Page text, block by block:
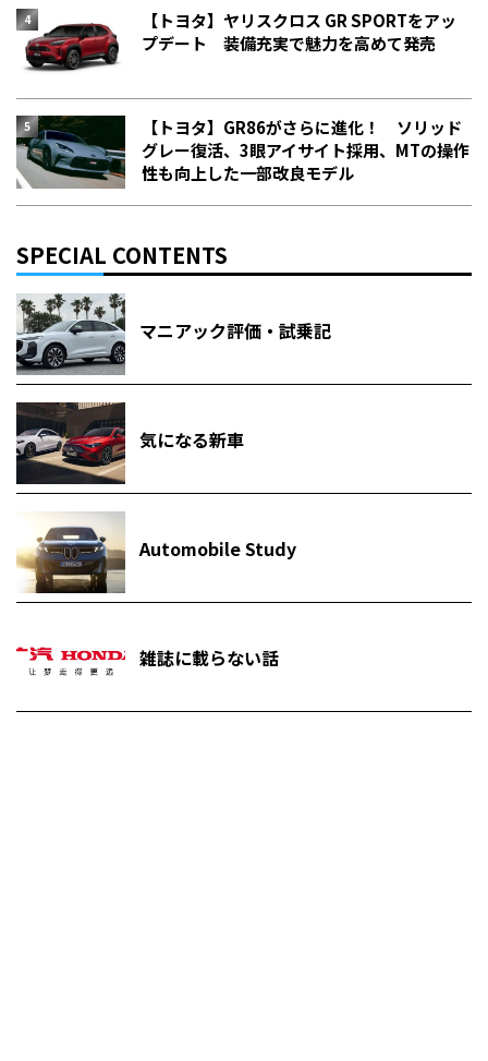
【トヨタ】ヤリスクロス GR SPORTをアッ
プデート 装備充実で魅力を高めて発売
【トヨタ】GR86がさらに進化！ ソリッド
グレー復活、3眼アイサイト採用、MTの操作
性も向上した一部改良モデル
SPECIAL CONTENTS
マニアック評価・試乗記
気になる新車
Automobile Study
雑誌に載らない話